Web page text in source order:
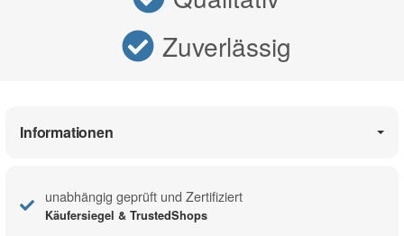
Zuverlässig
Informationen
unabhängig geprüft und Zertifiziert
Käufersiegel & TrustedShops